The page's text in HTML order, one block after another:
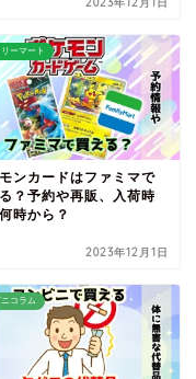
2023年12月1日
ーマート
ンカードはファミマで
？予約や再販、入荷時
時から？
2023年12月1日
ニコラム